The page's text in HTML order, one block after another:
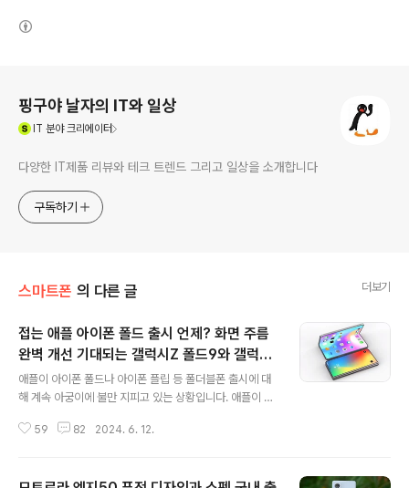
핑구야 날자의 IT와 일상
IT 분야 크리에이터
다양한 IT제품 리뷰와 테크 트렌드 그리고 일상을 소개합니다
구독하기
스마트폰 의 다른 글 더보기
접는 애플 아이폰 폴드 출시 언제? 화면 주름
완벽 개선 기대되는 갤럭시Z 폴드9와 갤럭시
Z 플립9과 대결할 수도
애플이 아이폰 폴드나 아이폰 플립 등 폴더블폰 출시에 대
해 계속 아궁이에 불만 지피고 있는 상황입니다. 애플이 관
아이폰 플립 출시는 어려을 것으로 보입니다. 그러나 해마
59 82 2024. 6. 12.